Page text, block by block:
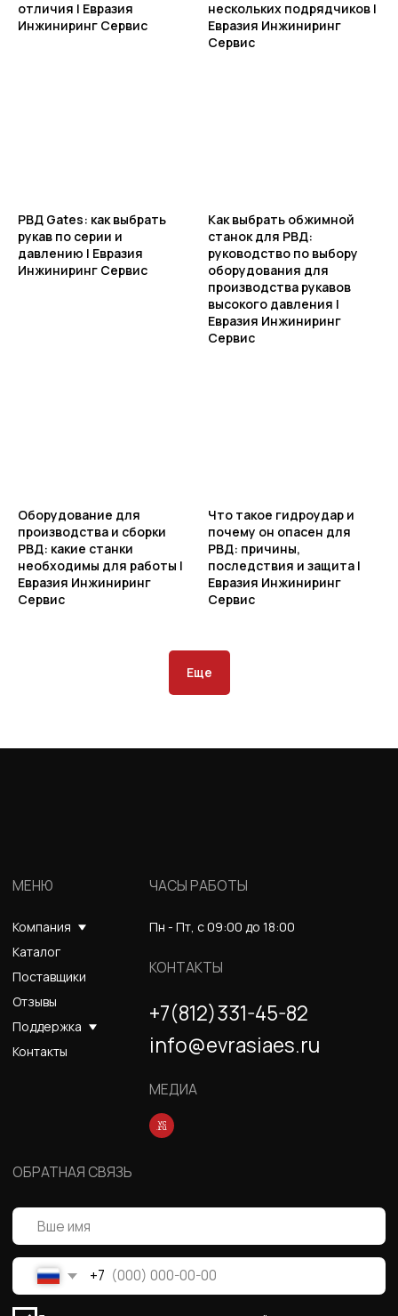
отличия | Евразия
Инжиниринг Сервис
нескольких подрядчиков |
Евразия Инжиниринг
Сервис
РВД Gates: как выбрать
рукав по серии и
давлению | Евразия
Инжиниринг Сервис
Как выбрать обжимной
станок для РВД:
руководство по выбору
оборудования для
производства рукавов
высокого давления |
Евразия Инжиниринг
Сервис
Оборудование для
производства и сборки
РВД: какие станки
необходимы для работы |
Евразия Инжиниринг
Сервис
Что такое гидроудар и
почему он опасен для
РВД: причины,
последствия и защита |
Евразия Инжиниринг
Сервис
Еще